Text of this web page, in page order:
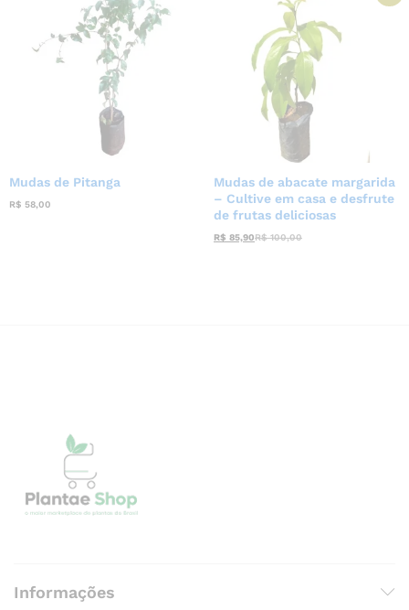
Mudas de Pitanga
R$ 58,00
Mudas de abacate margarida
– Cultive em casa e desfrute
de frutas deliciosas
R$ 85,90R$100,00
Informações